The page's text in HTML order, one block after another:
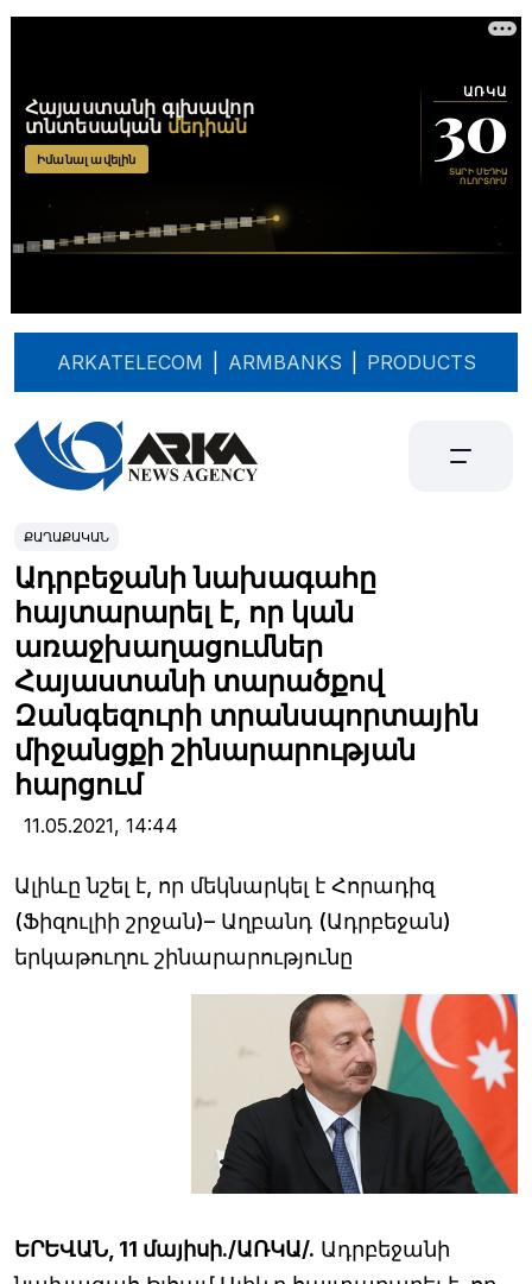
ARKATELECOM ARMBANKS PRODUCTS
ՔԱՂԱՔԱԿԱՆ
Ադրբեջանի նախագահը
հայտարարել է, որ կան
առաջխաղացումներ
Հայաստանի տարածքով
Զանգեզուրի տրանսպորտային
միջանցքի շինարարության
հարցում
11.05.2021, 14:44
Ալիևը նշել է, որ մեկնարկել է Հորադիզ
(Ֆիզուլիի շրջան)– Աղբանդ (Ադրբեջան)
երկաթուղու շինարարությունը
ԵՐԵՎԱՆ, 11 մայիսի./ԱՌԿԱ/. Ադրբեջանի